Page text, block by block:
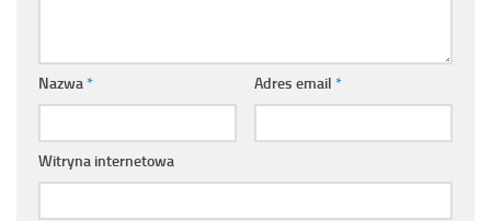
Nazwa* Adres email *
Witryna internetowa